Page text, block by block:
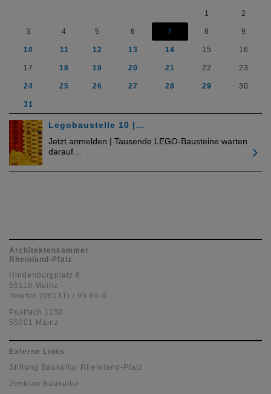
1 2
3 4 5 6 7 8 9
10 11 12 13 14 15 16
17 18 19 20 21 22 23
24 25 26 27 28 29 30
31
Legobaustelle 10 |…
Jetzt anmelden | Tausende LEGO-Bausteine warten
darauf…
Architektenkammer
Rheinland-Pfalz
Hindenburgplatz 6
55118 Mainz
Telefon (06131) / 99 60-0
Postfach 1150
55001 Mainz
Externe Links
Stiftung Baukultur Rheinland-Pfalz
Zentrum Baukultur